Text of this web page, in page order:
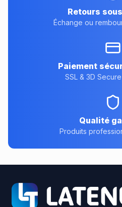
Retours
Échange ou
Paiement
SSL & 3D
Qualité
Produits